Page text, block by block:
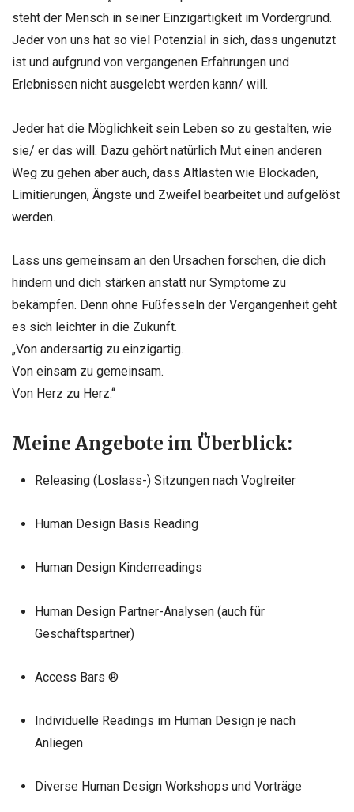
steht der Mensch in seiner Einzigartigkeit im Vordergrund.
Jeder von uns hat so viel Potenzial in sich, dass ungenutzt
ist und aufgrund von vergangenen Erfahrungen und
Erlebnissen nicht ausgelebt werden kann/ will.
Jeder hat die Möglichkeit sein Leben so zu gestalten, wie
sie/ er das will. Dazu gehört natürlich Mut einen anderen
Weg zu gehen aber auch, dass Altlasten wie Blockaden,
Limitierungen, Ängste und Zweifel bearbeitet und aufgelöst
werden.
Lass uns gemeinsam an den Ursachen forschen, die dich
hindern und dich stärken anstatt nur Symptome zu
bekämpfen. Denn ohne Fußfesseln der Vergangenheit geht
es sich leichter in die Zukunft.
„Von andersartig zu einzigartig.
Von einsam zu gemeinsam.
Von Herz zu Herz.“
Meine Angebote im Überblick:
Releasing (Loslass-) Sitzungen nach Voglreiter
Human Design Basis Reading
Human Design Kinderreadings
Human Design Partner-Analysen (auch für
Geschäftspartner)
Access Bars ®
Individuelle Readings im Human Design je nach
Anliegen
Diverse Human Design Workshops und Vorträge